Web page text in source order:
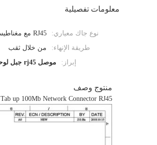
معلومات تفصيلية
نوع جاك معياري: RJ45 مع مغناطيسات متكاملة
طريقة الإنهاء:
من خلال ثقب
إبراز:
موصل rj45 جبل لوحة
منتوج وصف
Tab up 100Mb Network Connector RJ45 منفذ واحد أنثى جاك للكمبيوتر